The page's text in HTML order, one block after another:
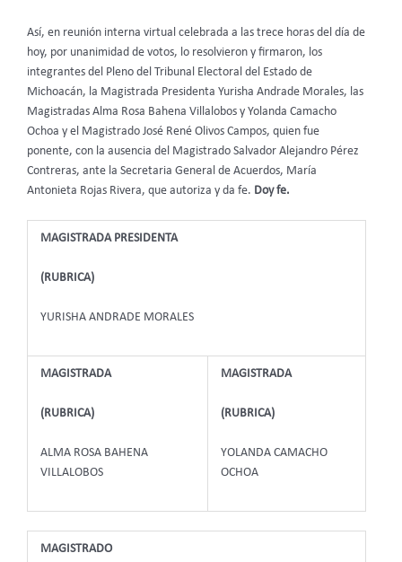
Así, en reunión interna virtual celebrada a las trece horas del día de
hoy, por unanimidad de votos, lo resolvieron y firmaron, los
integrantes del Pleno del Tribunal Electoral del Estado de
Michoacán, la Magistrada Presidenta Yurisha Andrade Morales, las
Magistradas Alma Rosa Bahena Villalobos y Yolanda Camacho
Ochoa y el Magistrado José René Olivos Campos, quien fue
ponente, con la ausencia del Magistrado Salvador Alejandro Pérez
Contreras, ante la Secretaria General de Acuerdos, María
Antonieta Rojas Rivera, que autoriza y da fe. Doy fe.
MAGISTRADA PRESIDENTA
(RUBRICA)
YURISHA ANDRADE MORALES
MAGISTRADA
(RUBRICA)
ALMA ROSA BAHENA
VILLALOBOS
MAGISTRADA
(RUBRICA)
YOLANDA CAMACHO
OCHOA
MAGISTRADO